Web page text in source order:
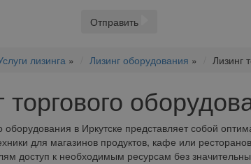
Отправить
лизинга» Лизинг оборудования » Лизинг
торгового
оборудования в Иркутске представляет собой
для магазинов продуктов, кафе или
доступ к необходимым ресурсам без